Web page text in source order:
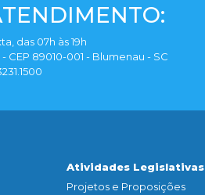
das 07h às 19h
CEP 89010-001 - Blumenau - SC
Atividades Legislativas
Projetos e Proposições